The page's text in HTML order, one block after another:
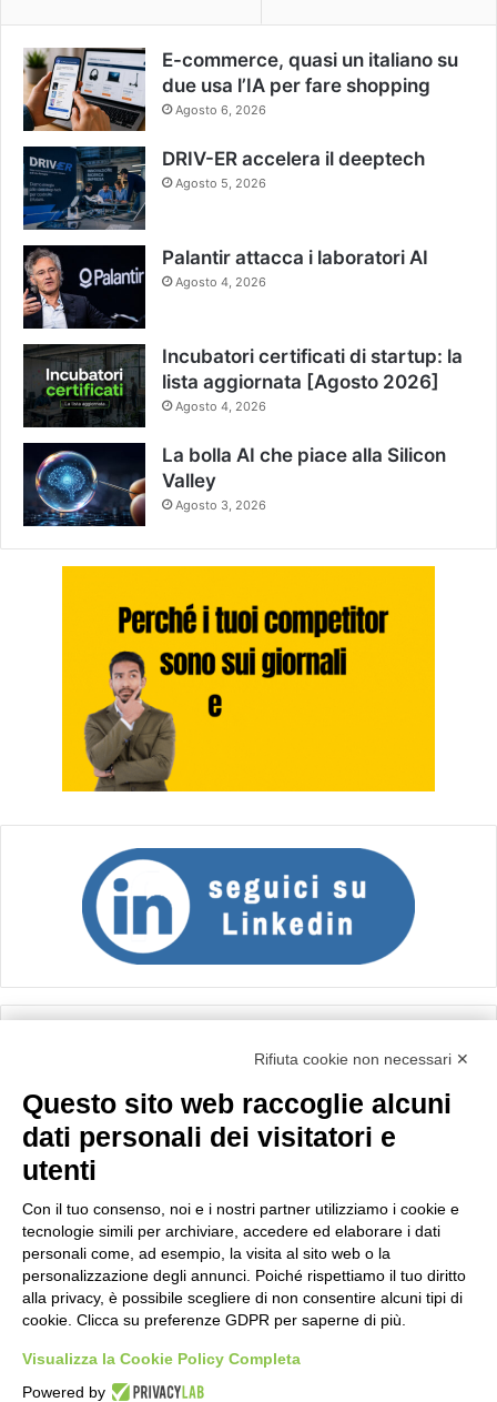
E-commerce, quasi un italiano su
due usa l’IA per fare shopping
Agosto 6, 2026
DRIV-ER accelera il deeptech
Agosto 5, 2026
Palantir attacca i laboratori AI
Agosto 4, 2026
Incubatori certificati di startup: la
lista aggiornata [Agosto 2026]
Agosto 4, 2026
La bolla AI che piace alla Silicon
Valley
Agosto 3, 2026
Importo netto (€):
Calcola
Scorporo IVA
Rifiuta cookie non necessari ✕
Questo sito web raccoglie alcuni
dati personali dei visitatori e
utenti
Con il tuo consenso, noi e i nostri partner utilizziamo i cookie e
tecnologie simili per archiviare, accedere ed elaborare i dati
personali come, ad esempio, la visita al sito web o la
personalizzazione degli annunci. Poiché rispettiamo il tuo diritto
alla privacy, è possibile scegliere di non consentire alcuni tipi di
cookie. Clicca su preferenze GDPR per saperne di più.
Visualizza la Cookie Policy Completa
Powered by